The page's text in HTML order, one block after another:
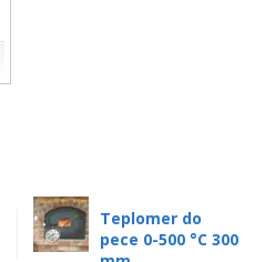
Teplomer do
pece 0-500 °C 300